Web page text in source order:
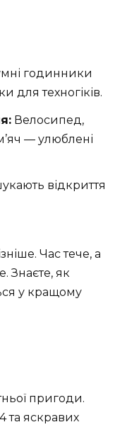
годинники
для техногіків.
Велосипед,
— улюблені
відкриття
Час тече, а
Знаєте, як
у кращому
пригоди.
та яскравих